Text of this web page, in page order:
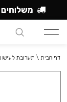
דף הבית \ תערובת לעישון
משלוחים